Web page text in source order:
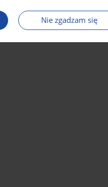
Nie zgadzam się